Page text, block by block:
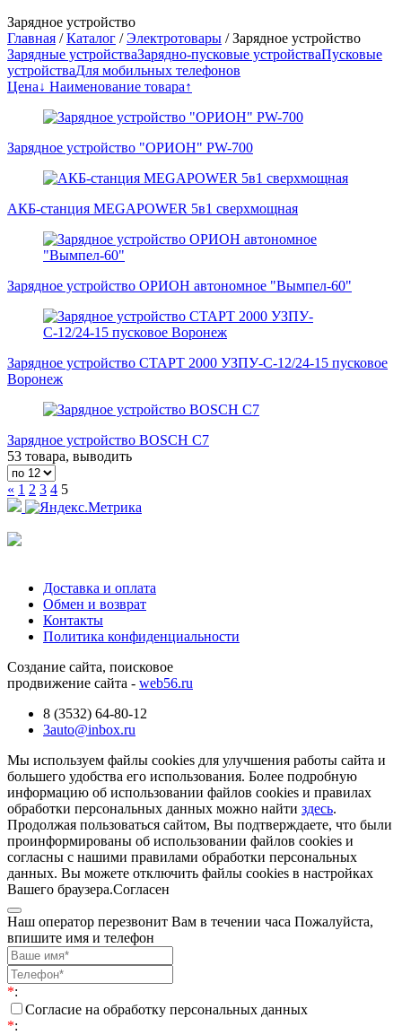
Зарядное устройство
Главная /Каталог /Электротовары /Зарядное устройство
Зарядные устройстваЗарядно-пусковые устройстваПусковые
устройстваДля мобильных телефонов
Цена↓ Наименование товара↑
Зарядное устройство "ОРИОН" PW-700
АКБ-станция MEGAPOWER 5в1 сверхмощная
Зарядное устройство ОРИОН автономное "Вымпел-60"
Зарядное устройство СТАРТ 2000 УЗПУ-С-12/24-15 пусковое
Воронеж
Зарядное устройство BOSCH C7
53 товара, выводить
« 1 2 3 4 5
Доставка и оплата
Обмен и возврат
Контакты
Политика конфиденциальности
Создание сайта, поисковое
продвижение сайта - web56.ru
8 (3532) 64-80-12
3auto@inbox.ru
Мы используем файлы cookies для улучшения работы сайта и
большего удобства его использования. Более подробную
информацию об использовании файлов cookies и правилах
обработки персональных данных можно найти здесь.
Продолжая пользоваться сайтом, Вы подтверждаете, что были
проинформированы об использовании файлов cookies и
согласны с нашими правилами обработки персональных
данных. Вы можете отключить файлы cookies в настройках
Вашего браузера.Согласен
Наш оператор перезвонит Вам в течении часа Пожалуйста,
впишите имя и телефон
*:
Согласие на обработку персональных данных
*: